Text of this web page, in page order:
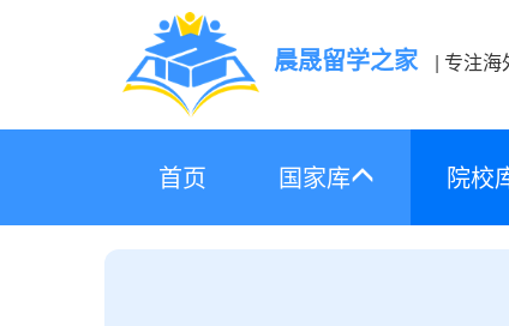
晨晟留学之家 | 专注海
首页 国家库 院校